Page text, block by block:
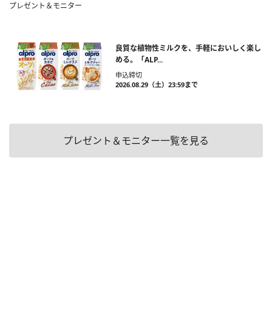
プレゼント＆モニター
良質な植物性ミルクを、手軽においしく楽し
める。「ALP...
申込締切
2026.08.29（土）23:59まで
プレゼント＆モニター一覧を見る